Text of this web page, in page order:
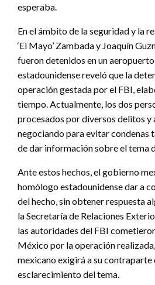
esperaba.
En el ámbito de la seguridad y la
‘El Mayo’ Zambada y Joaquín
fueron detenidos en un
estadounidense reveló que la
operación gestada por el FBI,
tiempo. Actualmente, los dos
procesados por diversos delitos y
negociando para evitar condenas
de dar información sobre el tema
Ante estos hechos, el gobierno
homólogo estadounidense dar a
del hecho, sin obtener respuesta
la Secretaría de Relaciones
las autoridades del FBI
México por la operación
mexicano exigirá a su contraparte
esclarecimiento del tema.